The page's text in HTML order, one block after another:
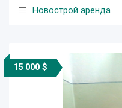
Новострой аренда
15 000 $